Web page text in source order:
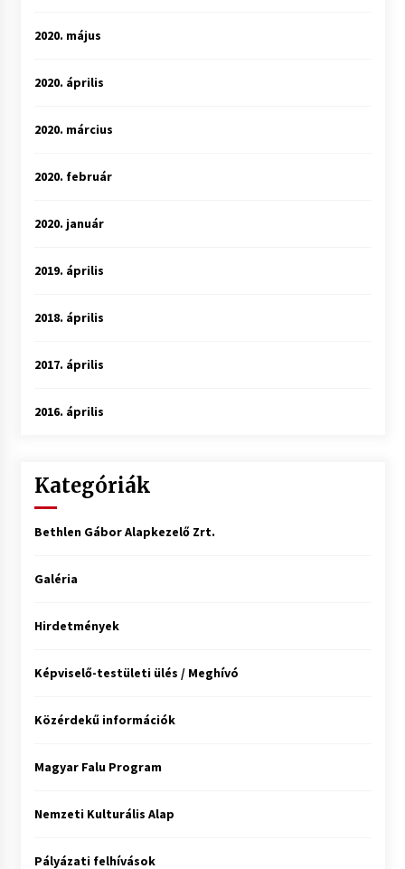
2020. május
2020. április
2020. március
2020. február
2020. január
2019. április
2018. április
2017. április
2016. április
Kategóriák
Bethlen Gábor Alapkezelő Zrt.
Galéria
Hirdetmények
Képviselő-testületi ülés / Meghívó
Közérdekű információk
Magyar Falu Program
Nemzeti Kulturális Alap
Pályázati felhívások